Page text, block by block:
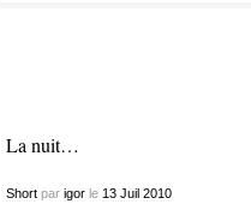
La nuit…
Shortpar igorle 13 Juil 2010